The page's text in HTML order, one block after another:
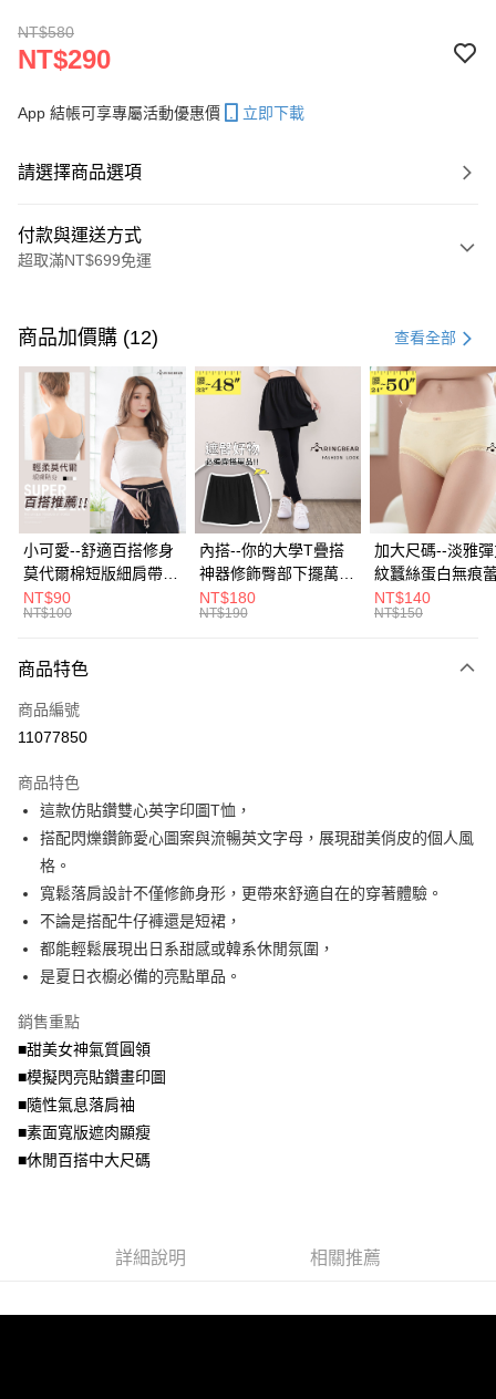
NT$580
NT$290
App 結帳可享專屬活動優惠價 立即下載
請選擇商品選項
付款與運送方式
超取滿NT$699免運
信用卡一次付款
超商取貨付款
LINE Pay
Apple Pay
街口支付
悠遊付
Google Pay
全盈+PAY
大哥付你分期
【大哥付你分期使用說明】
1.本服務由台灣大哥大提供，台灣大哥大用戶可立即使用無須另外申請。
流程，驗證手機門號後，選擇欲分期的期數、繳款截止日，確認付款後即完
成交易。
3.實際核准額度、可分期數及費用金額請依後續交易確認頁面所載為準。
4.訂單成立30分鐘內，如未前往確認交易或遇審核未通過，訂單將自動取
法說明評估內容。
【繳款方式說明】
1.分期款項不併入電信帳單，「大哥付你分期」於每月結算日後寄送繳費提
醒簡訊。
2.透過簡訊連結打開帳單後，可選擇「超商條碼／台灣大直營門市／銀行轉
帳／街口支付／iPASS MONEY」等通路繳費。
【注意事項】
1.本服務係由「台灣大哥大股份有限公司」（以下簡稱本公司）所提供，讓
用戶於交易時，得透過本服務購買商品或服務，並由商店將買賣／分期付款
買賣價金債權讓與本公司後，依約使用本公司帳單繳交帳款。
資料（包含姓名、電話或地址）提供予台灣大哥大進項蒐集、處理及利用，
由本公司與您本人進行分期帳單所需資料之確認、核對及更正。
3.完整用戶服務條款，請詳閱以下連結：
AFTEE先享後付
【關於「AFTEE先享後付」】
AFTEE先享後付是「在收到商品之後才付款」的支付方式。 讓您購物簡單
便利好安心！
１．簡單：不需註冊會員、不需綁卡、不需儲值。
２．便利：只要手機號碼，簡訊認證，即可結帳。
３．安心：先確認商品／服務後，再付款。
【「AFTEE先享後付」結帳流程】
１．於結帳方式選擇「AFTEE先享後付」後，將跳轉至「AFTEE先享後付」
２．訂單成立數日內，您將收到繳費通知簡訊。
ATM／網路銀行／等多元方式進行付款，方視為交易完成。
※ 請注意：結帳手續完成當下不需立刻繳費，但若您需要取消訂單，請聯絡
購買商品的店家。未經商家同意取消之訂單仍視為有效，需透過AFTEE先享
後付繳納相關費用。
※ 交易是否成功請以「AFTEE先享後付 」之結帳頁面顯示為準，若有關於
是否繳費成功／繳費後需取消欲退款等相關疑問，請聯繫「AFTEE先享後付
客戶支援中心」https://netprotections.freshdesk.com/support/home
２．關於個人資料處理事宜，請瀏覽以下網址：
ATM付款
全家取貨付款
每筆NT$70，滿NT$699(含以上)免運費
付款後全家取貨
7-11取貨付款
每筆NT$70，滿NT$799(含以上)免運費
付款後7-11取貨
每筆NT$70，滿NT$699(含以上)免運費
宅配
商品加價購 (12) 查看全部
小可愛--舒適百搭修身
莫代爾棉短版細肩帶素
色背心(白.黑.灰L-2L)-
U582眼圈熊中大尺碼
NT$90
NT$100
內搭--你的大學T疊搭
神器修飾臀部下擺萬用
內搭裙/遮臀裙(黑2L-
6L)-Q155眼圈熊中大
NT$180
NT$190
加大尺碼--淡雅
紋蠶絲蛋白無痕
角內褲(白.粉.藍.
3L)-L28眼圈熊中
NT$140
NT$150
商品特色
商品編號
11077850
商品特色
這款仿貼鑽雙心英字印圖T恤，
搭配閃爍鑽飾愛心圖案與流暢英文字母，展現甜美俏皮的個人風
格。
寬鬆落肩設計不僅修飾身形，更帶來舒適自在的穿著體驗。
不論是搭配牛仔褲還是短裙，
都能輕鬆展現出日系甜感或韓系休閒氛圍，
是夏日衣櫥必備的亮點單品。
銷售重點
■甜美女神氣質圓領
■模擬閃亮貼鑽畫印圖
■隨性氣息落肩袖
■素面寬版遮肉顯瘦
■休閒百搭中大尺碼
詳細說明 相關推薦